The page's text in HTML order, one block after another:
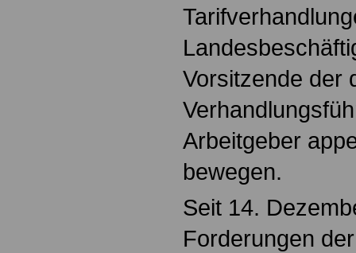
Vorsitzende der
Arbeitgeber
bewegen.
Seit 14.
Forderungen